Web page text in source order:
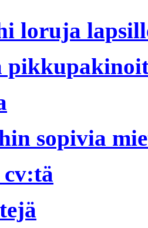
loruja
sopivia
cv:tä